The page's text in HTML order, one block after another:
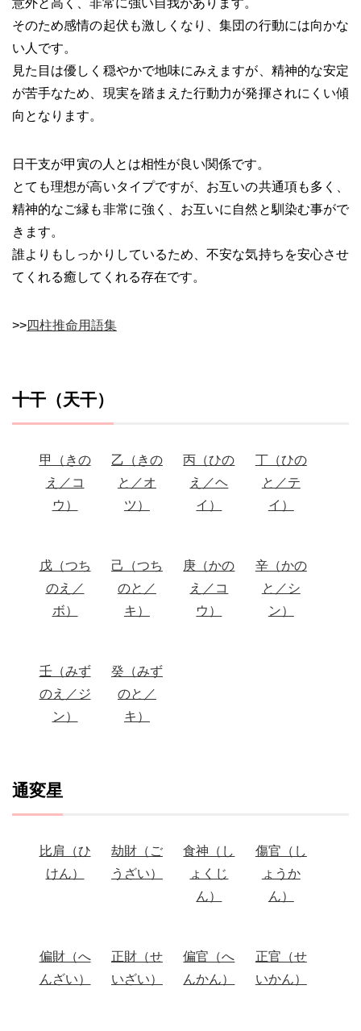
意外と高く、非常に強い自我があります。
そのため感情の起伏も激しくなり、集団の行動には向かな
い人です。
見た目は優しく穏やかで地味にみえますが、精神的な安定
が苦手なため、現実を踏まえた行動力が発揮されにくい傾
向となります。
日干支が甲寅の人とは相性が良い関係です。
とても理想が高いタイプですが、お互いの共通項も多く、
精神的なご縁も非常に強く、お互いに自然と馴染む事がで
きます。
誰よりもしっかりしているため、不安な気持ちを安心させ
てくれる癒してくれる存在です。
>>四柱推命用語集
十干（天干）
甲（きの
え／コ
ウ）
乙（きの
と／オ
ツ）
丙（ひの
え／ヘ
イ）
丁（ひの
と／テ
イ）
戊（つち
のえ／
ボ）
己（つち
のと／
キ）
庚（かの
え／コ
ウ）
辛（かの
と／シ
ン）
壬（みず
のえ／ジ
ン）
癸（みず
のと／
キ）
通変星
比肩（ひ
けん）
劫財（ご
うざい）
食神（し
ょくじ
ん）
傷官（し
ょうか
ん）
偏財（へ
んざい）
正財（せ
いざい）
偏官（へ
んかん）
正官（せ
いかん）